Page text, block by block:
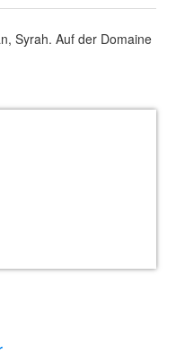
Syrah. Auf der Domaine